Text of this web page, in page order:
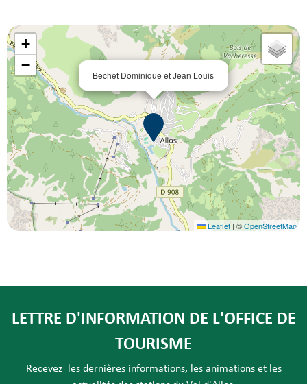
Bechet Dominique et Jean Louis
+
−
Leaflet | ©OpenStreetMap
LETTRE D'INFORMATION DE L'OFFICE DE
TOURISME
Recevez les dernières informations, les animations et les